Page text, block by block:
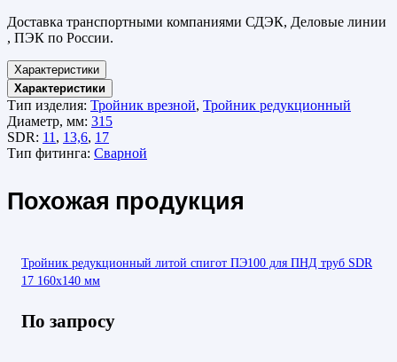
Доставка транспортными компаниями СДЭК, Деловые линии
, ПЭК по России.
Характеристики
Характеристики
Тип изделия: Тройник врезной, Тройник редукционный
Диаметр, мм: 315
SDR: 11 , 13,6, 17
Тип фитинга: Сварной
Похожая продукция
Тройник редукционный литой спигот ПЭ100 для ПНД труб SDR
17 160х140 мм
По запросу